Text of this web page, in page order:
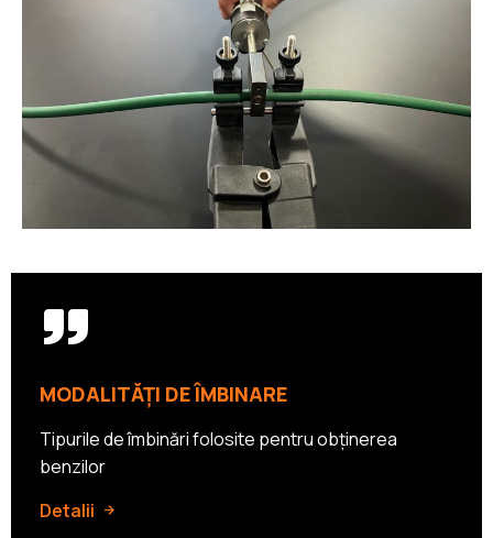
MODALITĂŢI DE ÎMBINARE
Tipurile de îmbinări folosite pentru obţinerea
benzilor
Detalii